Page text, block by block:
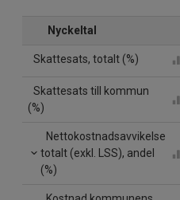
Nyckeltal
Skattesats, totalt (%)
Skattesats till kommun
(%)
Nettokostnadsavvikelse
totalt (exkl. LSS), andel
(%)